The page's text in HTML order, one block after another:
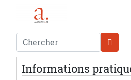
Chercher
Informations